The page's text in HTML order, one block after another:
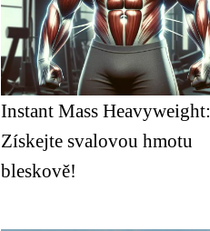
Instant Mass Heavyweight:
Získejte svalovou hmotu
bleskově!